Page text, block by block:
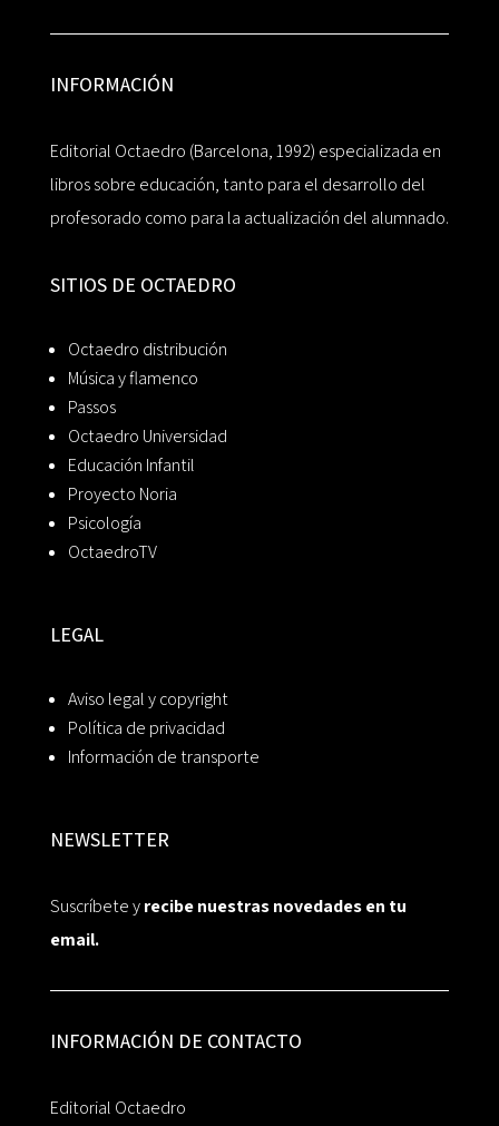
INFORMACIÓN
Editorial Octaedro (Barcelona, 1992) especializada en
libros sobre educación, tanto para el desarrollo del
profesorado como para la actualización del alumnado.
SITIOS DE OCTAEDRO
Octaedro distribución
Música y flamenco
Passos
Octaedro Universidad
Educación Infantil
Proyecto Noria
Psicología
OctaedroTV
LEGAL
Aviso legal y copyright
Política de privacidad
Información de transporte
NEWSLETTER
Suscríbete yrecibe nuestras novedades en tu
email.
INFORMACIÓN DE CONTACTO
Editorial Octaedro